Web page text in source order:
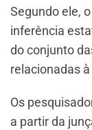
Segundo ele,
inferência
do conjunto
relacionadas
Os
a partir da